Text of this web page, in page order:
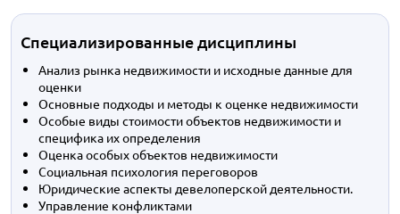
Специализированные дисциплины
Анализ рынка недвижимости и исходные данные для
оценки
Основные подходы и методы к оценке недвижимости
Особые виды стоимости объектов недвижимости и
специфика их определения
Оценка особых объектов недвижимости
Социальная психология переговоров
Юридические аспекты девелоперской деятельности.
Управление конфликтами